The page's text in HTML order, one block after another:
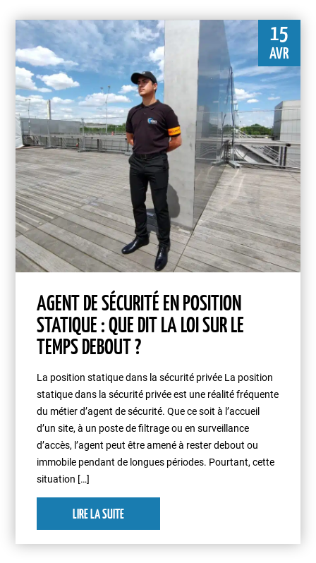
15
AVR
AGENT DE SÉCURITÉ EN POSITION
STATIQUE : QUE DIT LA LOI SUR LE
TEMPS DEBOUT ?
La position statique dans la sécurité privée La position
statique dans la sécurité privée est une réalité fréquente
du métier d’agent de sécurité. Que ce soit à l’accueil
d’un site, à un poste de filtrage ou en surveillance
d’accès, l’agent peut être amené à rester debout ou
immobile pendant de longues périodes. Pourtant, cette
situation […]
LIRE LA SUITE